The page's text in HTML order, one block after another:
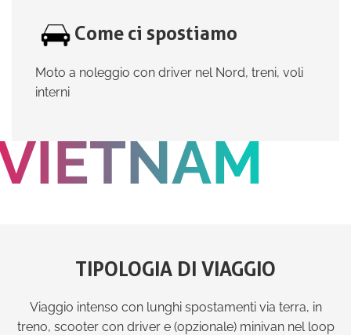
Come ci spostiamo
Moto a noleggio con driver nel Nord, treni, voli
interni
TIPOLOGIA DI VIAGGIO
Viaggio intenso con lunghi spostamenti via terra, in
treno, scooter con driver e (opzionale) minivan nel loop